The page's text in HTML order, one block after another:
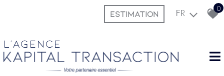
ESTIMATION FR
0
L'agence